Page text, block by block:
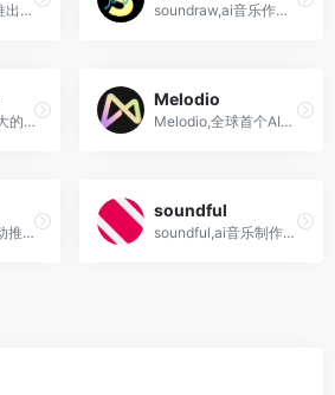
音疯ai,昆仑万维推出的能够一键生成动听音乐的AI音乐创作平台 soundraw,ai音乐作曲生成器自由定制,创作
Amper Music,强大的AI音乐,人工智能作曲创作工具
Melodio
Melodio,全球首个AI流媒体音乐平台,昆仑万维发布
海绵音乐,字节跳动推出的ai音乐app下载
soundful
soundful,ai音乐制作软件,一键生成免版权的背景音乐